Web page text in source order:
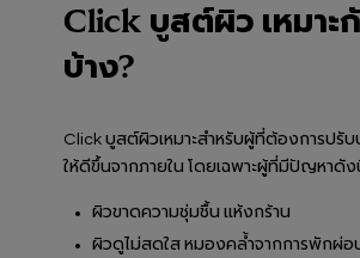
Click บูสต์ผิว เหมาะ
บ้าง?
Click บูสต์ผิวเหมาะสำหรับผู้ที่ต้องการปรั
ให้ดีขึ้นจากภายใน โดยเฉพาะผู้ที่มีปัญหาดัง
ผิวขาดความชุ่มชื้น แห้งกร้าน
ผิวดูไม่สดใส หมองคล้ำจากการพักผ่อ